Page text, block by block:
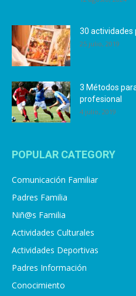
30 actividades
25 julio, 2019
3 Métodos
profesional
4 julio, 2019
POPULAR CATEGORY
Comunicación Familiar
Padres Familia
Niñ@s Familia
Actividades Culturales
Actividades Deportivas
Padres Información
Conocimiento